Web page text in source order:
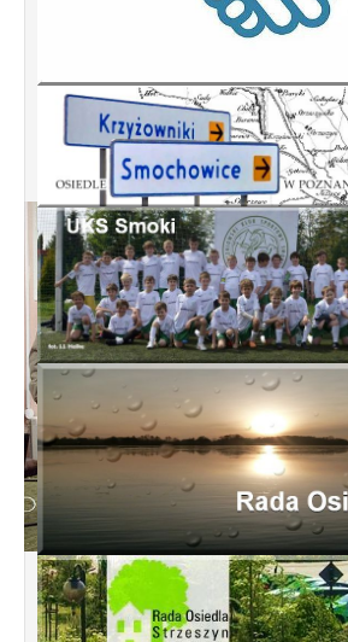
Konsultacje dotyczące
Smochowice Południe w
położonych pomiędzy